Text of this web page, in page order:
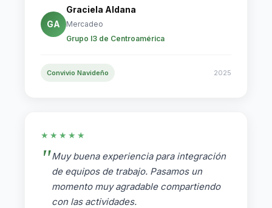
GA
Graciela Aldana
Mercadeo
Grupo I3 de Centroamérica
Convivio Navideño 2025
★★★★★
Muy buena experiencia para integración
de equipos de trabajo. Pasamos un
momento muy agradable compartiendo
con las actividades.